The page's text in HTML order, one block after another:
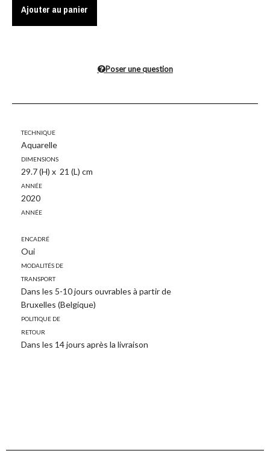
Ajouter au panier
Poser une question
Technique
Aquarelle
Dimensions
29.7 (H) x 21 (L) cm
Année
2020
Année
Encadré
Oui
Modalités de
transport
Dans les 5-10 jours ouvrables à partir de
Bruxelles (Belgique)
Politique de
retour
Dans les 14 jours après la livraison